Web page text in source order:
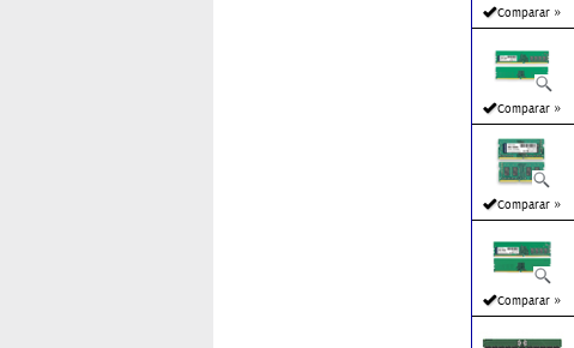
Comparar »
Comparar »
Comparar »
Comparar »